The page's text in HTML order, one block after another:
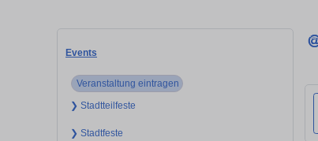
Events
Veranstaltung eintragen
❯ Stadtteilfeste
❯ Stadtfeste